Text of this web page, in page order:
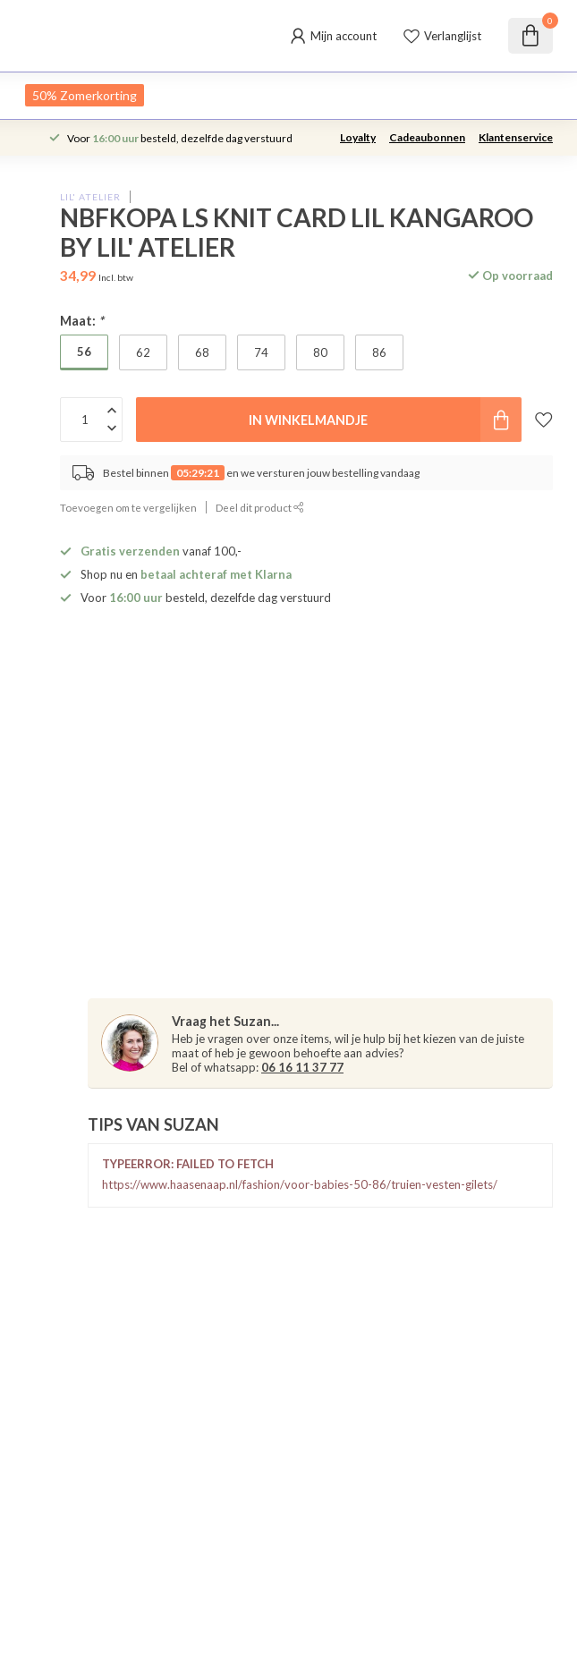
Mijn account Verlanglijst
0
50% Zomerkorting
Voor 16:00 uurbesteld, dezelfde dag verstuurd Loyalty Cadeaubonnen Klantenservice
LIL' ATELIER
NBFKOPA LS KNIT CARD LIL KANGAROO
BY LIL' ATELIER
34,99 Incl. btw Op voorraad
Maat: *
56 62 68 74 80 86
IN WINKELMANDJE
Bestel binnen 05:29:20 en we versturen jouw bestelling vandaag
Toevoegen om te vergelijken Deel dit product
Gratis verzenden vanaf 100,-
Shop nu en betaal achteraf met Klarna
Voor 16:00 uurbesteld, dezelfde dag verstuurd
Vraag het Suzan...
Heb je vragen over onze items, wil je hulp bij het kiezen van de juiste
maat of heb je gewoon behoefte aan advies?
Bel of whatsapp: 06 16 11 37 77
TIPS VAN SUZAN
TYPEERROR: FAILED TO FETCH
https://www.haasenaap.nl/fashion/voor-babies-50-86/truien-vesten-gilets/